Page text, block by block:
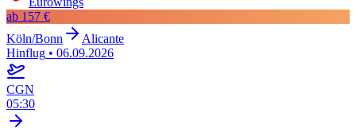
ab 157 €
Köln/Bonn
Alicante
Hinflug • 06.09.2026
CGN
05:30